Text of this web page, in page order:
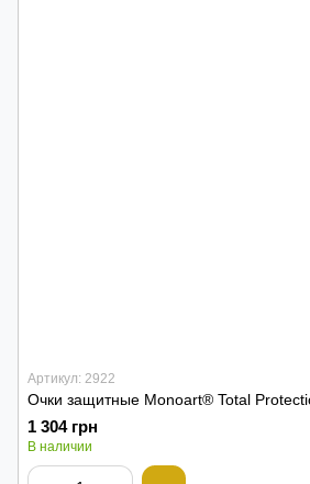
Артикул: 2922
Очки защитные Monoart® Total
1 304 грн
В наличии